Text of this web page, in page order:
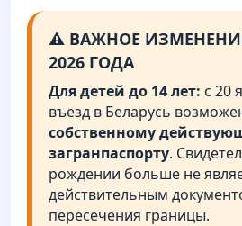
⚠️ ВАЖНОЕ
2026 ГОДА
Для детей до 14 лет: с 20
въезд в Беларусь
собственному
загранпаспорту.
рождении больше не
действительным
пересечения границы.